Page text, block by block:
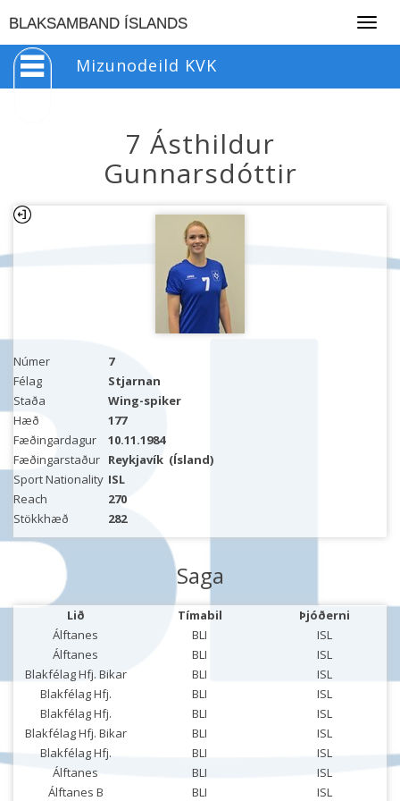
BLAKSAMBAND ÍSLANDS
Mizunodeild KVK
7 Ásthildur
Gunnarsdóttir
Númer
7
Félag
Stjarnan
Staða
Wing-spiker
Hæð
177
Fæðingardagur
10.11.1984
Fæðingarstaður Reykjavík (Ísland)
Sport Nationality ISL
Reach
270
Stökkhæð
282
Saga
Lið Tímabil
Þjóðerni
Álftanes
BLI
ISL
Álftanes
BLI
ISL
Blakfélag Hfj. Bikar
BLI
ISL
Blakfélag Hfj.
BLI
ISL
Blakfélag Hfj.
BLI
ISL
Blakfélag Hfj. Bikar
BLI
ISL
Blakfélag Hfj.
BLI
ISL
Álftanes
BLI
ISL
Álftanes B
BLI ISL